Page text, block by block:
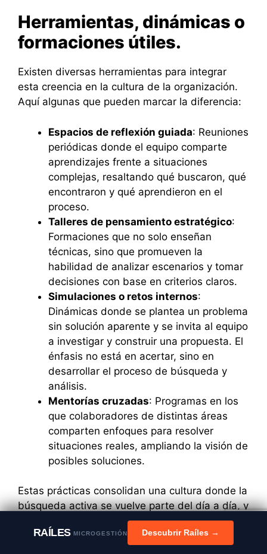
Herramientas, dinámicas o
formaciones útiles.
Existen diversas herramientas para integrar
esta creencia en la cultura de la organización.
Aquí algunas que pueden marcar la diferencia:
Espacios de reflexión guiada: Reuniones
periódicas donde el equipo comparte
aprendizajes frente a situaciones
complejas, resaltando qué buscaron, qué
encontraron y qué aprendieron en el
proceso.
Talleres de pensamiento estratégico:
Formaciones que no solo enseñan
técnicas, sino que promueven la
habilidad de analizar escenarios y tomar
decisiones con base en criterios claros.
Simulaciones o retos internos:
Dinámicas donde se plantea un problema
sin solución aparente y se invita al equipo
a investigar y construir una propuesta. El
énfasis no está en acertar, sino en
desarrollar el proceso de búsqueda y
análisis.
Mentorías cruzadas: Programas en los
que colaboradores de distintas áreas
comparten enfoques para resolver
situaciones reales, ampliando la visión de
posibles soluciones.
Estas prácticas consolidan una cultura donde la
búsqueda activa se vuelve parte del día a día, y
con ella, una forma sostenible de generar valor.
RAÍLESMICROGESTIÓN Descubrir Raíles →